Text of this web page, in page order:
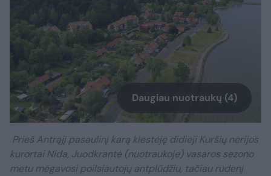
Daugiau nuotraukų (4)
Prieš Antrąjį pasaulinį karą klestėję didieji Kuršių nerijos
kurortai Nida, Juodkrantė (nuotraukoje) vasaros sezono
metu mėgavosi poilsiautojų antplūdžiu, tačiau rudenį